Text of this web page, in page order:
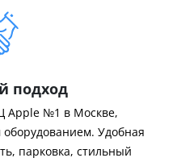
подход
Apple №1 в Москве,
Удобная
парковка, стильный